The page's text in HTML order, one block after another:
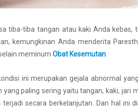
tiba-tiba tangan atau kaki Anda
kemungkinan Anda menderita
meminum Obat Kesemutan.
ini merupakan gejala abnormal
yang paling sering yaitu tangan, kaki,
secara berkelanjutan. Dan hal ini